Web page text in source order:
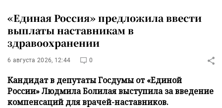
«Единая Россия» предложила ввести
выплаты наставникам в
здравоохранении
6 августа 2026, 12:44 0
Кандидат в депутаты Госдумы от «Единой
России» Людмила Болилая выступила за введение
компенсаций для врачей-наставников.